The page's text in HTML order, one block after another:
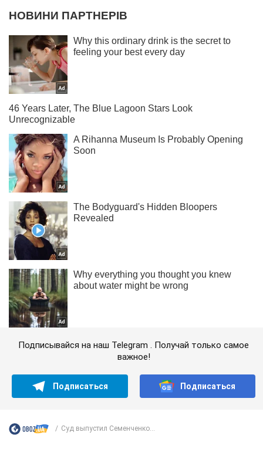
Подписывайся на наш Telegram . Получай только самое
важное!
Подписаться Подписаться
Суд выпустил Семенченко...